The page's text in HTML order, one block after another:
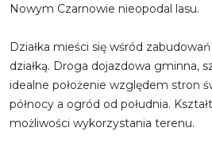
Nowym Czarnowie nieopodal lasu.
Działka mieści się wśród
działką. Droga dojazdowa gminna,
idealne położenie względem stron
północy a ogród od południa.
możliwości wykorzystania terenu.